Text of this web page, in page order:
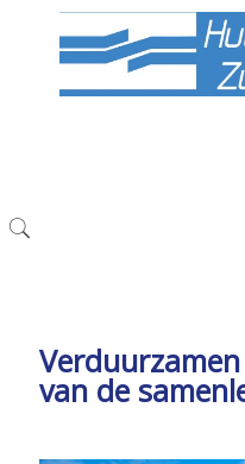
Verduurzamen
van de